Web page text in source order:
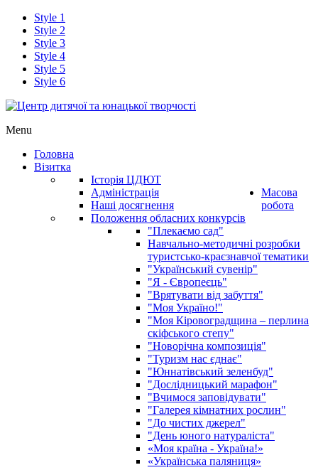
Style 1
Style 2
Style 3
Style 4
Style 5
Style 6
Menu
Головна
Візитка
Історія ЦДЮТ
Адміністрація
Наші досягнення
Масова
робота
Положення обласних конкурсів
"Плекаємо сад"
Навчально-методичні розробки
туристсько-краєзнавчої тематики
"Український сувенір"
"Я - Європеєць"
"Врятувати від забуття"
"Моя Україно!"
"Моя Кіровоградщина – перлина
скіфського степу"
"Новорічна композиція"
"Туризм нас єднає"
"Юннатівський зеленбуд"
"Дослідницький марафон"
"Вчимося заповідувати"
"Галерея кімнатних рослин"
"До чистих джерел"
"День юного натураліста"
«Моя країна - Україна!»
«Українська паляниця»